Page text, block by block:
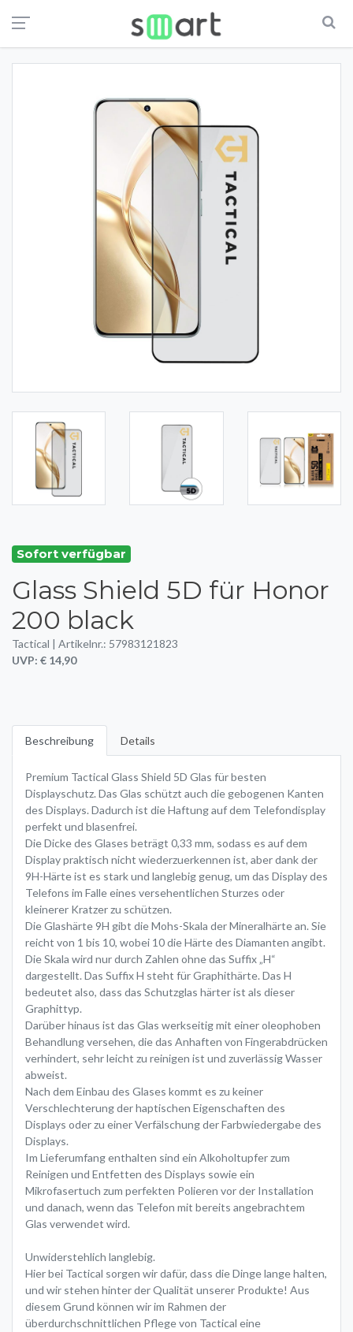
Sofort verfügbar
Glass Shield 5D für Honor
200 black
Tactical | Artikelnr.: 57983121823
UVP: € 14,90
Beschreibung Details
Premium Tactical Glass Shield 5D Glas für besten
Displayschutz. Das Glas schützt auch die gebogenen Kanten
des Displays. Dadurch ist die Haftung auf dem Telefondisplay
perfekt und blasenfrei.
Die Dicke des Glases beträgt 0,33 mm, sodass es auf dem
Display praktisch nicht wiederzuerkennen ist, aber dank der
9H-Härte ist es stark und langlebig genug, um das Display des
Telefons im Falle eines versehentlichen Sturzes oder
kleinerer Kratzer zu schützen.
Die Glashärte 9H gibt die Mohs-Skala der Mineralhärte an. Sie
reicht von 1 bis 10, wobei 10 die Härte des Diamanten angibt.
Die Skala wird nur durch Zahlen ohne das Suffix „H“
dargestellt. Das Suffix H steht für Graphithärte. Das H
bedeutet also, dass das Schutzglas härter ist als dieser
Graphittyp.
Darüber hinaus ist das Glas werkseitig mit einer oleophoben
Behandlung versehen, die das Anhaften von Fingerabdrücken
verhindert, sehr leicht zu reinigen ist und zuverlässig Wasser
abweist.
Nach dem Einbau des Glases kommt es zu keiner
Verschlechterung der haptischen Eigenschaften des
Displays oder zu einer Verfälschung der Farbwiedergabe des
Displays.
Im Lieferumfang enthalten sind ein Alkoholtupfer zum
Reinigen und Entfetten des Displays sowie ein
Mikrofasertuch zum perfekten Polieren vor der Installation
und danach, wenn das Telefon mit bereits angebrachtem
Glas verwendet wird.
Unwiderstehlich langlebig.
Hier bei Tactical sorgen wir dafür, dass die Dinge lange halten,
und wir stehen hinter der Qualität unserer Produkte! Aus
diesem Grund können wir im Rahmen der
überdurchschnittlichen Pflege von Tactical eine